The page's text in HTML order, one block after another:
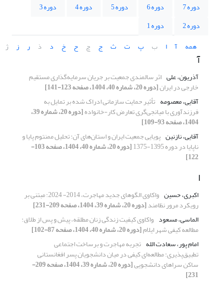
دوره 7
دوره 6 دوره 5 دوره 4
دوره 3
دوره 2
دوره 1
همه
آ ا ب پ ت ث ج چ ح خ د ذ ر ز ژ
آ
آذریون، علی اثر سالمندی جمعیت بر جریان سرمایه‌گذاری مستقیم
خارجی در ایران[دوره 20، شماره 40، 1404، صفحه 123-141]
آقایی، معصومه تأثیر حمایت سازمانی ادراک شده بر تمایل به
فرزندآوری با میانجی‌گری تعارض کار-خانواده [دوره 20، شماره 39،
1404، صفحه 93-109]
آقایی، نازنین پویایی جمعیت ایران و استان‌های آن: تحلیل ممنتوم پایا و
ناپایا در دوره 1395-1375 [دوره 20، شماره 40، 1404، صفحه 103-
122]
ا
اکبری، حسین واکاوی الگوهای جدید مهاجرت، 2014- 2024؛ مبتنی بر
رویکرد مرور نظامند[دوره 20، شماره 39، 1404، صفحه 209-231]
الماسی، مسعود واکاوی کیفیت زندگی زنان مطلقه، پیش و پس از طلاق:
مطالعه کیفی شهر ایلام[دوره 20، شماره 40، 1404، صفحه 87-102]
امام پور، سعادت الله تجربه مهاجرت و برساخت اجتماعی
تطبیق‌پذیری: مطالعه‌ای کیفی در میان دانشجویان پسر افغانستانی
ساکن سراهای دانشجویی [دوره 20، شماره 39، 1404، صفحه 209-
231]